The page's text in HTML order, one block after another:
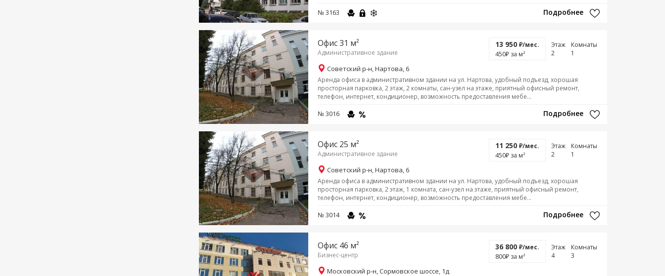
№ 3163 Подробнее
Офис 31 м²
Административное здание
13 950 ₽/мес.
450₽ за м²
Этаж
2
Комнаты
1
Советский р-н, Нартова, 6
Аренда офиса в административном здании на ул. Нартова, удобный подъезд, хорошая
просторная парковка, 2 этаж, 2 комнаты, сан-узел на этаже, приятный офисный ремонт,
телефон, интернет, кондиционер, возможность предоставления мебе...
№ 3016 Подробнее
Офис 25 м²
Административное здание
11 250 ₽/мес.
450₽ за м²
Этаж
2
Комнаты
1
Советский р-н, Нартова, 6
Аренда офиса в административном здании на ул. Нартова, удобный подъезд, хорошая
просторная парковка, 2 этаж, 1 комната, сан-узел на этаже, приятный офисный ремонт,
телефон, интернет, кондиционер, возможность предоставления мебе...
№ 3014 Подробнее
Офис 46 м²
Бизнес-центр
36 800 ₽/мес.
800₽ за м²
Этаж
4
Комнаты
3
Московский р-н, Сормовское шоссе, 1д